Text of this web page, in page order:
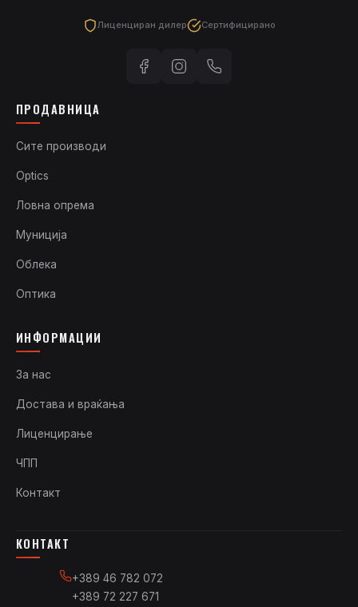
Лиценциран дилер Сертифицирано
ПРОДАВНИЦА
Сите производи
Optics
Ловна опрема
Муниција
Облека
Оптика
ИНФОРМАЦИИ
За нас
Достава и враќања
Лиценцирање
ЧПП
Контакт
КОНТАКТ
+389 46 782 072
+389 72 227 671